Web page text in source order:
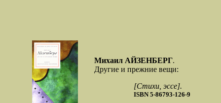
Михаил АЙЗЕНБЕРГ.
Другие и прежние вещи:
[Стихи, эссе].
ISBN 5-86793-126-9